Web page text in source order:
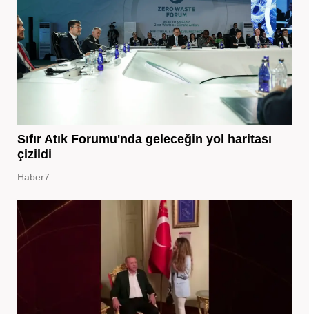
Sıfır Atık Forumu'nda geleceğin yol haritası
çizildi
Haber7